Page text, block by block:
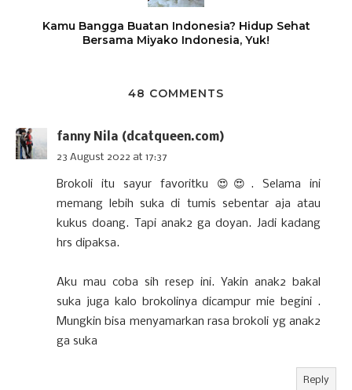
Kamu Bangga Buatan Indonesia? Hidup Sehat
Bersama Miyako Indonesia, Yuk!
48 COMMENTS
fanny Nila (dcatqueen.com)
23 August 2022 at 17:37
Brokoli itu sayur favoritku 😍😍. Selama ini
memang lebih suka di tumis sebentar aja atau
kukus doang. Tapi anak2 ga doyan. Jadi kadang
hrs dipaksa.
Aku mau coba sih resep ini. Yakin anak2 bakal
suka juga kalo brokolinya dicampur mie begini .
Mungkin bisa menyamarkan rasa brokoli yg anak2
ga suka
Reply